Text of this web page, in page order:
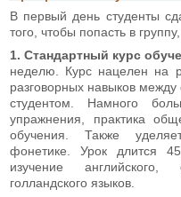
В первый день студенты
того, чтобы попасть в
1. Стандартный курс
неделю. Курс нацелен на
разговорных навыков
студентом. Намного
упражнения, практика
обучения. Также
фонетике. Урок длится
изучение
голландского языков.